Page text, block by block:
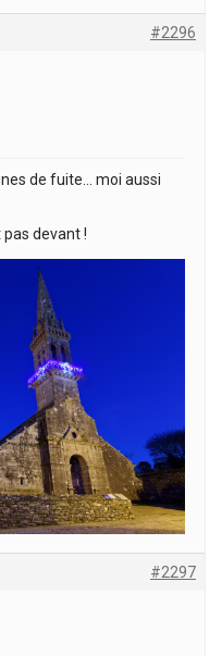
#2296
de fuite… moi aussi
pas devant !
#2297